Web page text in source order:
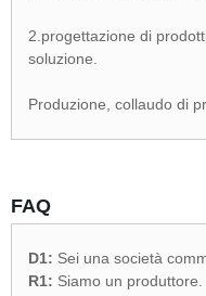
2.progettazione di
soluzione.
Produzione, collaudo di
FAQ
D1: Sei una società
R1: Siamo un